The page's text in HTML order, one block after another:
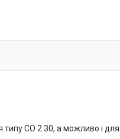
CO 2.30, а можливо і